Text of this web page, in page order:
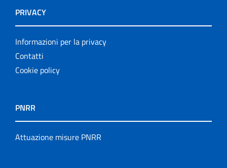
PRIVACY
Informazioni per la privacy
Contatti
Cookie policy
PNRR
Attuazione misure PNRR